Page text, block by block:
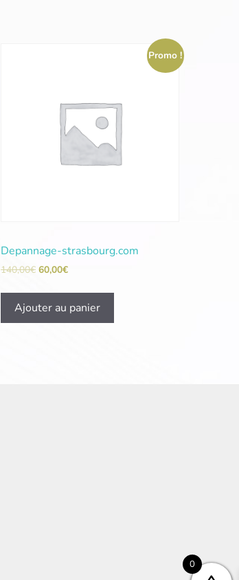
Promo !
Depannage-strasbourg.com
140,00€ 60,00€
Ajouter au panier
0